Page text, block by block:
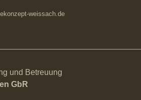
weissach.de
und Betreuung
GbR